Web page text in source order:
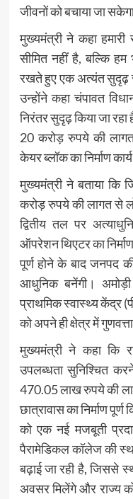
जीवनों को बचाया जा
मुख्यमंत्री ने कहा
सीमित नहीं है, बल्कि हम
रखते हुए एक अत्यंत सुदृढ़
उन्होंने कहा चंपावत
निरंतर सुदृढ़ किया जा
20 करोड़ रुपये की
केयर ब्लॉक का निर्माण
मुख्यमंत्री ने बताया कि
करोड़ रुपये की लागत से
द्वितीय तल पर
ऑपरेशन थिएटर का
पूर्ण होने के बाद जनपद
आधुनिक बनेंगी।
प्राथमिक स्वास्थ्य केंद्र
को अपने ही क्षेत्र में
मुख्यमंत्री ने कहा कि
उपलब्धता सुनिश्चित
470.05 लाख रुपये की
छात्रावास का निर्माण
को एक नई मजबूती
पैरामेडिकल कॉलेज की
बढ़ाई जा रही है, जिससे
अवसर मिलेंगे और राज्य